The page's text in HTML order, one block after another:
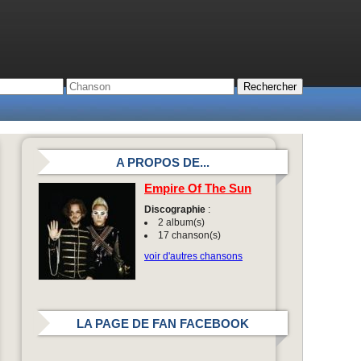
A PROPOS DE...
Empire Of The Sun
Discographie :
2 album(s)
17 chanson(s)
voir d'autres chansons
LA PAGE DE FAN FACEBOOK